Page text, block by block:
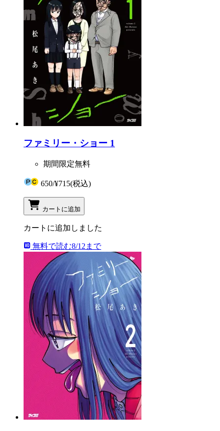
ファミリー・ショー 1
期間限定無料
650/¥715(税込)
カートに追加
カートに追加しました
無料で読む8/12まで